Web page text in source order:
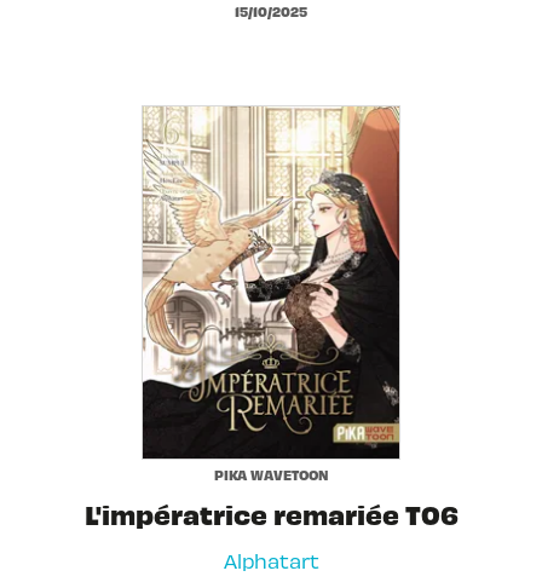
15/10/2025
PIKA WAVETOON
L'impératrice remariée T06
Alphatart